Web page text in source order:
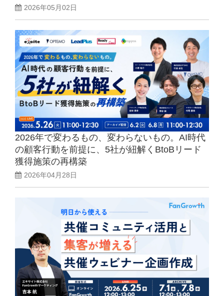
2026年05月02日
2026年で変わるもの、変わらないもの。AI時代
の顧客行動を前提に、5社が紐解くBtoBリード
獲得施策の再構築
2026年04月28日